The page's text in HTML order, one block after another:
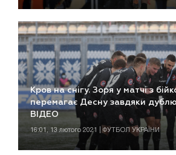
Кров на снігу. Зоря у матчі з
перемагає Десну завдяки
ВІДЕО
16:01, 13 лютого 2021 | ФУТБОЛ УКРАЇНИ